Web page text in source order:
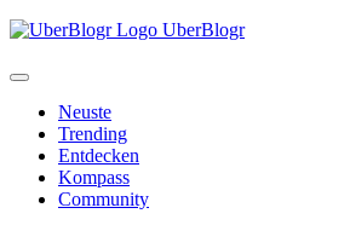
UberBlogr
Neuste
Trending
Entdecken
Kompass
Community